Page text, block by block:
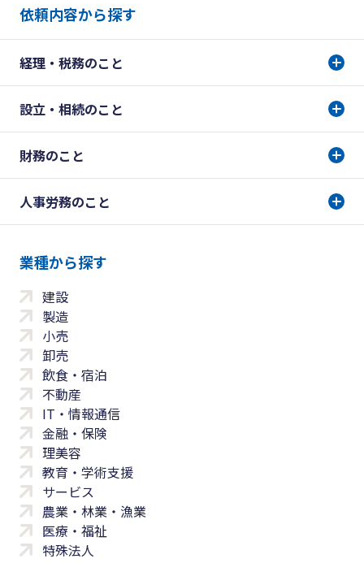
依頼内容から探す
経理・税務のこと
設立・相続のこと
財務のこと
人事労務のこと
業種から探す
建設
製造
小売
卸売
飲食・宿泊
不動産
IT・情報通信
金融・保険
理美容
教育・学術支援
サービス
農業・林業・漁業
医療・福祉
特殊法人